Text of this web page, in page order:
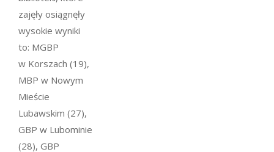
zajęły osiągnęły
wysokie wyniki
to: MGBP
w Korszach (19),
MBP w Nowym
Mieście
Lubawskim (27),
GBP w Lubominie
(28), GBP